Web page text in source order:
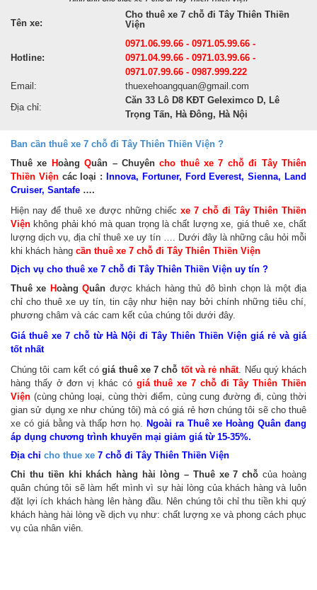
Tên xe:
Cho thuê xe 7 chỗ đi Tây Thiên Thiền
Viện
Hotline:
0971.06.99.66 - 0971.05.99.66 -
0971.04.99.66 - 0971.03.99.66 -
0971.07.99.66 - 0987.999.222
Email:
thuexehoangquan@gmail.com
Địa chỉ:
Căn 33 Lô D8 KĐT Geleximco D, Lê
Trọng Tấn, Hà Đông, Hà Nội
Ban cần thuê xe 7 chỗ đi Tây Thiên Thiền Viện ?
Thuê xe HoàngQuân – Chuyêncho thuê xe 7 chỗ đi Tây Thiên
Thiền Việncác loại :
Innova, Fortuner, Ford Everest, Sienna, Land
Cruiser, Santafe ….
Hiện nay để thuê xe được những chiếc xe 7 chỗ đi Tây Thiên Thiền
Viện không phải khó mà quan trọng là chất lượng xe, giá thuê xe, chất
lượng dịch vụ, địa chỉ thuê xe uy tín …. Dưới đây là những câu hỏi mỗi
khi khách hàng cần thuê xe 7 chỗ đi Tây Thiên Thiền Viện
Dịch vụ cho thuê xe 7 chỗ đi Tây Thiên Thiền Viện uy tín ?
Thuê xe HoàngQuân được khách hàng thủ đô bình chọn là một địa
chỉ cho thuê xe uy tín, tin cậy như hiện nay bởi chính những tiêu chí,
phương châm và các cam kết của chúng tôi dưới đây.
Giá thuê xe 7 chỗ từ Hà Nội đi Tây Thiên Thiền Viện giá rẻ và giá
tốt nhất
Chúng tôi cam kết cógiá thuê xe 7 chỗ tốt và rẻ nhất. Nếu quý khách
hàng thấy ở đơn vị khác có giá thuê xe 7 chỗ đi Tây Thiên Thiền
Viện (cùng chủng loại, cùng thời điểm, cùng cung đường đi, cùng thời
gian sử dụng xe như chúng tôi) mà có giá rẻ hơn chúng tôi sẽ cho thuê
xe có giá bằng và thấp hơn họ. Ngoài ra Thuê xe Hoàng Quân đang
áp dụng chương trình khuyến mại giảm giá từ 15-35%.
Địa chỉ cho thue xe 7 chỗ đi Tây Thiên Thiền Viện
Chỉ thu tiền khi khách hàng hài lòng – Thuê xe 7 chỗ của hoàng
quân chúng tôi sẽ làm hết mình vì sự hài lòng của khách hàng và luôn
đặt lợi ích khách hàng lên hàng đầu. Nên chúng tôi chỉ thu tiền khi quý
khách hàng hài lòng về dịch vụ như: chất lượng xe và phong cách phục
vụ của nhân viên.